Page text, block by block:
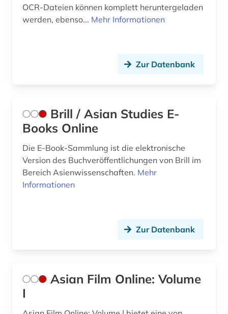
OCR-Dateien können komplett heruntergeladen
werden, ebenso... Mehr Informationen
Zur Datenbank
Brill / Asian Studies E-
Books Online
Die E-Book-Sammlung ist die elektronische
Version des Buchveröffentlichungen von Brill im
Bereich Asienwissenschaften. Mehr
Informationen
Zur Datenbank
Asian Film Online: Volume
I